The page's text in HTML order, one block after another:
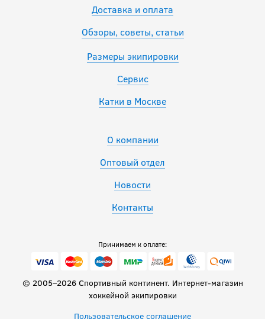
Доставка и оплата
Обзоры, советы, статьи
Размеры экипировки
Сервис
Катки в Москве
О компании
Оптовый отдел
Новости
Контакты
Принимаем к оплате:
© 2005–2026 Спортивный континент. Интернет-магазин
хоккейной экипировки
Пользовательское соглашение